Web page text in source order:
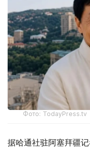
Фото: TodayPress.tv
据哈通社驻阿塞拜疆